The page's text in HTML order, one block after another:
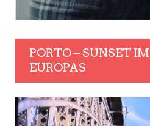
PORTO – SUNSET
EUROPAS